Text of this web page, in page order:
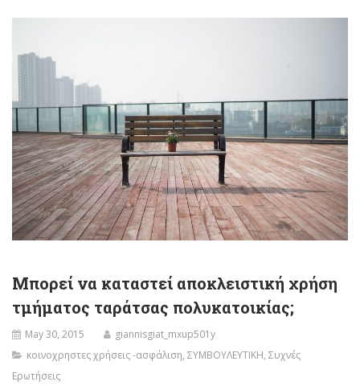
Μπορεί να καταστεί αποκλειστική χρήση
τμήματος ταράτσας πολυκατοικίας;
May 30, 2015
giannisgiat_mxup501y
κοινοχρηστες χρήσεις -ασφάλιση, ΣΥΜΒΟΥΛΕΥΤΙΚΗ, Συχνές
Ερωτήσεις